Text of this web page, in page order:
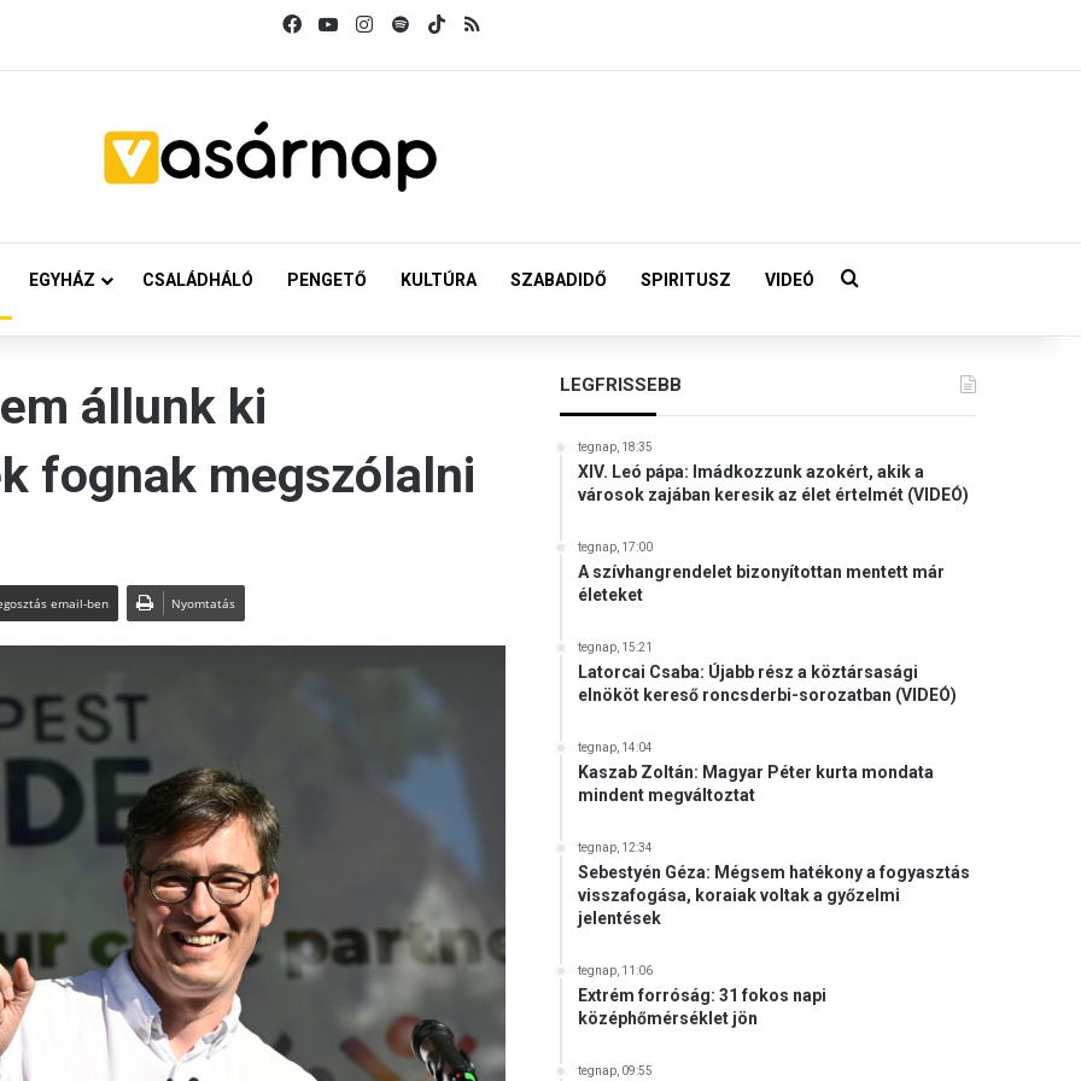
FacebookYouTubeInstagram
SpotifyTikTok
EGYHÁZ CSALÁDHÁLÓ PENGETŐ KULTÚRA SZABADIDŐ SPIRITUSZ VIDEÓ Keresés:
állunk ki
fognak megszólalni
email-ben Nyomtatás
LEGFRISSEBB
tegnap, 18:35
XIV. Leó pápa: Imádkozzunk azokért, akik a
városok zajában keresik az élet értelmét (VIDEÓ)
tegnap, 17:00
A szívhangrendelet bizonyítottan mentett már
életeket
tegnap, 15:21
Latorcai Csaba: Újabb rész a köztársasági
elnököt kereső roncsderbi-sorozatban (VIDEÓ)
tegnap, 14:04
Kaszab Zoltán: Magyar Péter kurta mondata
mindent megváltoztat
tegnap, 12:34
Sebestyén Géza: Mégsem hatékony a fogyasztás
visszafogása, koraiak voltak a győzelmi
jelentések
tegnap, 11:06
Extrém forróság: 31 fokos napi
középhőmérséklet jön
tegnap, 09:55